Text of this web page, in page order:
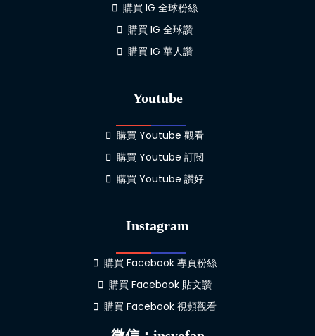
購買 IG 全球粉絲
購買 IG 全球讚
購買 IG 華人讚
Youtube
購買 Youtube 觀看
購買 Youtube 訂閲
購買 Youtube 讚好
Instagram
購買 Facebook 專頁粉絲
購買 Facebook 貼文讚
購買 Facebook 視頻觀看